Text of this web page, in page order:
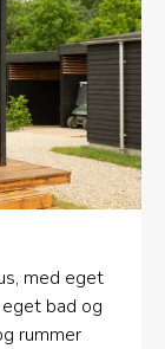
med eget
bad og
rummer